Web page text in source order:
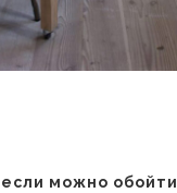
если можно